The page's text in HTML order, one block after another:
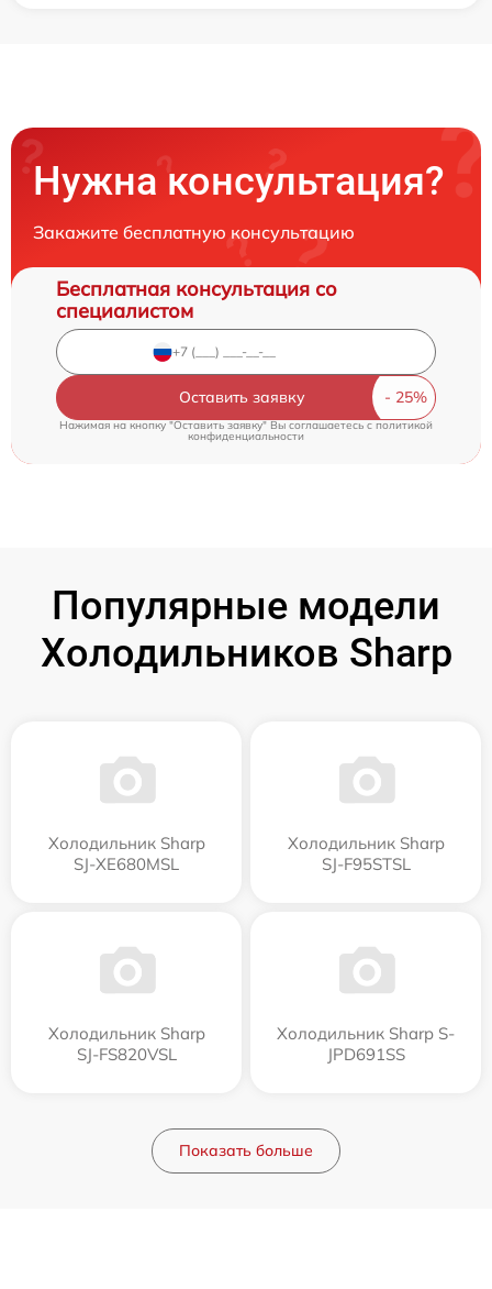
Нужна консультация?
Закажите бесплатную консультацию
Бесплатная консультация со
специалистом
Оставить заявку
Нажимая на кнопку "Оставить заявку" Вы соглашаетесь cполитикой
конфиденциальности
Популярные модели
Холодильников Sharp
Холодильник Sharp
SJ-XE680MSL
Холодильник Sharp
SJ-F95STSL
Холодильник Sharp
SJ-FS820VSL
Холодильник Sharp S-
JPD691SS
Показать больше